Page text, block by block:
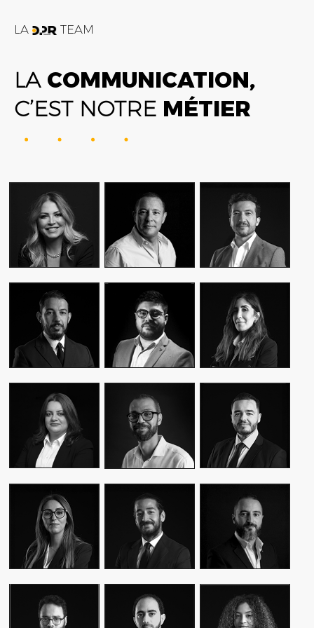
LA TEAM
LACOMMUNICATION,
C’EST NOTRE MÉTIER
FATIME ZOHRA
OUTAGHANI
CEO & FOUNDER
ALEX AXIOTIS
CEO & FOUNDER
AMIN FARES
GENERAL
MANAGER
WASSIM KASSARI
CHIEF FINANCIAL
OFFICER
MALIK IRAQI
MANAGING
DIRECTOR
YASMINE MYRIAM
DIRECTOR OF
OPERATIONS –
PUBLIC RELATIONS
MOUNA EL AZIM
DIRECTOR OF
OPERATIONS
AMINE LAGSSIR
STRATEGY
DIRECTOR
KARIM BENKIRAN
CHIEF CREATIVE
OFFICER
MEKHTOUME
PMO CHANGE &
WALID BAHYA
BUSINESS LEAD
GROUP
SAMI SABER
MEDIA RELATIONS
DIRECTOR